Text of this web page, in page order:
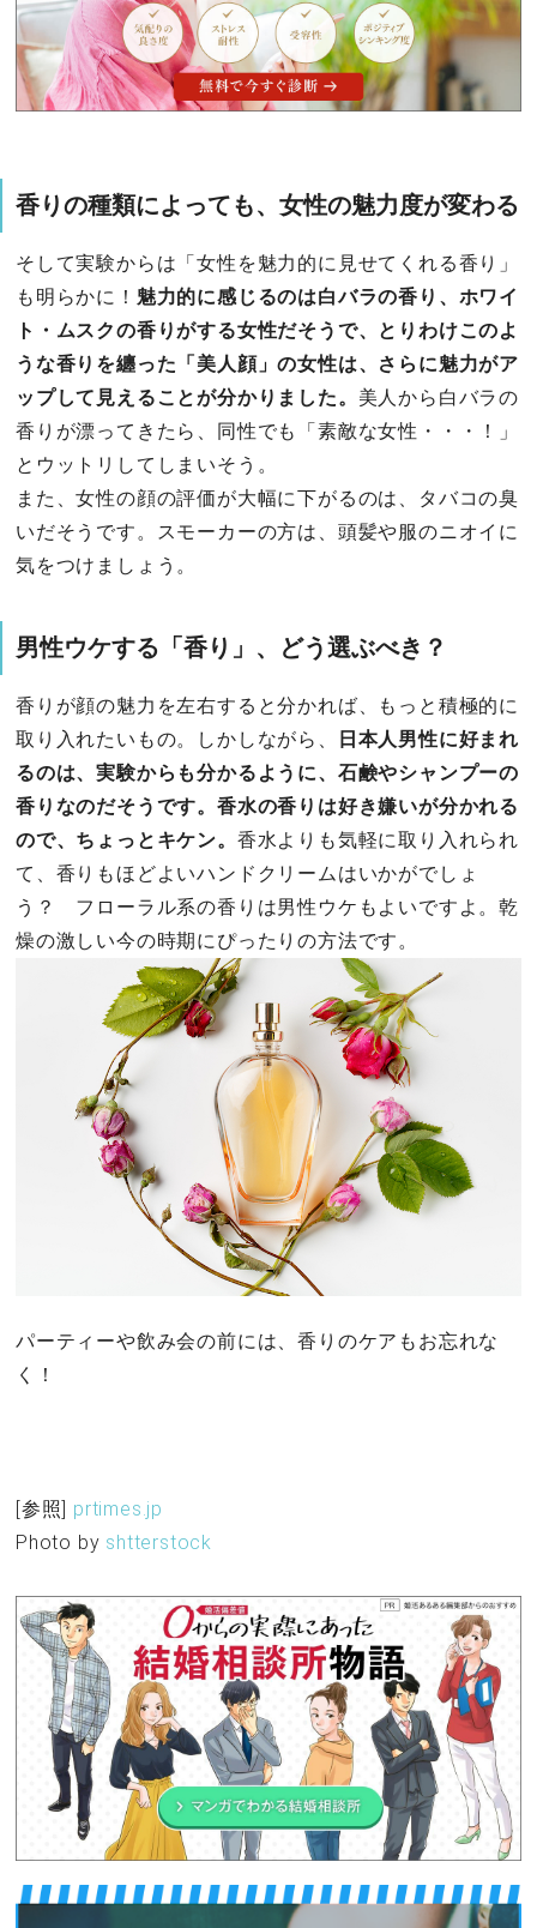
香りの種類によっても、女性の魅力度が変わる
そして実験からは「女性を魅力的に見せてくれる香り」
も明らかに！ 魅力的に感じるのは白バラの香り、ホワイ
ト・ムスクの香りがする女性だそうで、とりわけこのよ
うな香りを纏った「美人顔」の女性は、さらに魅力がア
ップして見えることが分かりました。 美人から白バラの
香りが漂ってきたら、同性でも「素敵な女性・・・！」
とウットリしてしまいそう。
また、女性の顔の評価が大幅に下がるのは、タバコの臭
いだそうです。スモーカーの方は、頭髪や服のニオイに
気をつけましょう。
男性ウケする「香り」、どう選ぶべき？
香りが顔の魅力を左右すると分かれば、もっと積極的に
取り入れたいもの。しかしながら、
日本人男性に好まれ
るのは、実験からも分かるように、石鹸やシャンプーの
香りなのだそうです。香水の香りは好き嫌いが分かれる
ので、ちょっとキケン。 香水よりも気軽に取り入れられ
て、香りもほどよいハンドクリームはいかがでしょ
う？ フローラル系の香りは男性ウケもよいですよ。乾
燥の激しい今の時期にぴったりの方法です。
パーティーや飲み会の前には、香りのケアもお忘れな
く！
[参照] prtimes.jp
Photo by shtterstock